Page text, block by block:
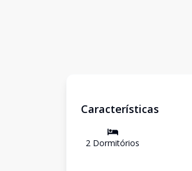
Características
2 Dormitórios